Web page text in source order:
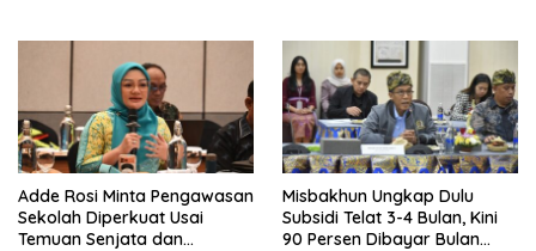
Adde Rosi Minta Pengawasan
Sekolah Diperkuat Usai
Temuan Senjata dan
Misbakhun Ungkap Dulu
Subsidi Telat 3-4 Bulan, Kini
90 Persen Dibayar Bulan